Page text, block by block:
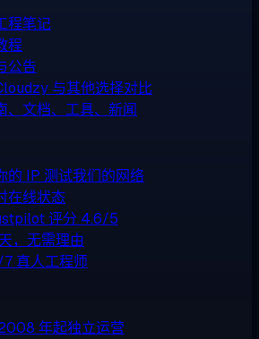
程笔记
程
公告
与其他选择对比
、文档、工具、新闻
的 IP 测试我们的网络
在线状态
评分 4.6/5
，无需理由
真人工程师
年起独立运营